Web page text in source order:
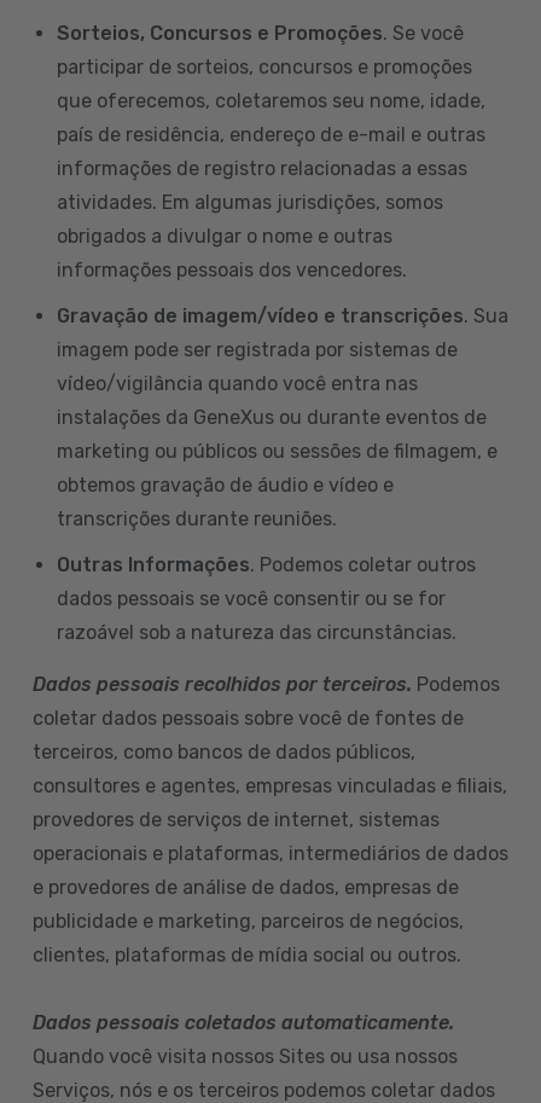
Sorteios, Concursos e Promoções. Se você
participar de sorteios, concursos e promoções
que oferecemos, coletaremos seu nome, idade,
país de residência, endereço de e-mail e outras
informações de registro relacionadas a essas
atividades. Em algumas jurisdições, somos
obrigados a divulgar o nome e outras
informações pessoais dos vencedores.
Gravação de imagem/vídeo e transcrições. Sua
imagem pode ser registrada por sistemas de
vídeo/vigilância quando você entra nas
instalações da GeneXus ou durante eventos de
marketing ou públicos ou sessões de filmagem, e
obtemos gravação de áudio e vídeo e
transcrições durante reuniões.
Outras Informações. Podemos coletar outros
dados pessoais se você consentir ou se for
razoável sob a natureza das circunstâncias.
Dados pessoais recolhidos por terceiros. Podemos
coletar dados pessoais sobre você de fontes de
terceiros, como bancos de dados públicos,
consultores e agentes, empresas vinculadas e filiais,
provedores de serviços de internet, sistemas
operacionais e plataformas, intermediários de dados
e provedores de análise de dados, empresas de
publicidade e marketing, parceiros de negócios,
clientes, plataformas de mídia social ou outros.
Dados pessoais coletados automaticamente.
Quando você visita nossos Sites ou usa nossos
Serviços, nós e os terceiros podemos coletar dados